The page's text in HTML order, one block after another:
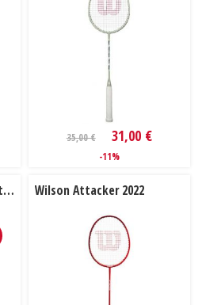
35,00 € 31,00 €
-11%
Wilson Badminton 2 PC Kit V2 Wilson Attacker 2022